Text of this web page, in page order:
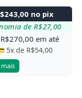
243,00 no pix
de R$27,00
R$270,00 em até
5x de R$54,00
mais